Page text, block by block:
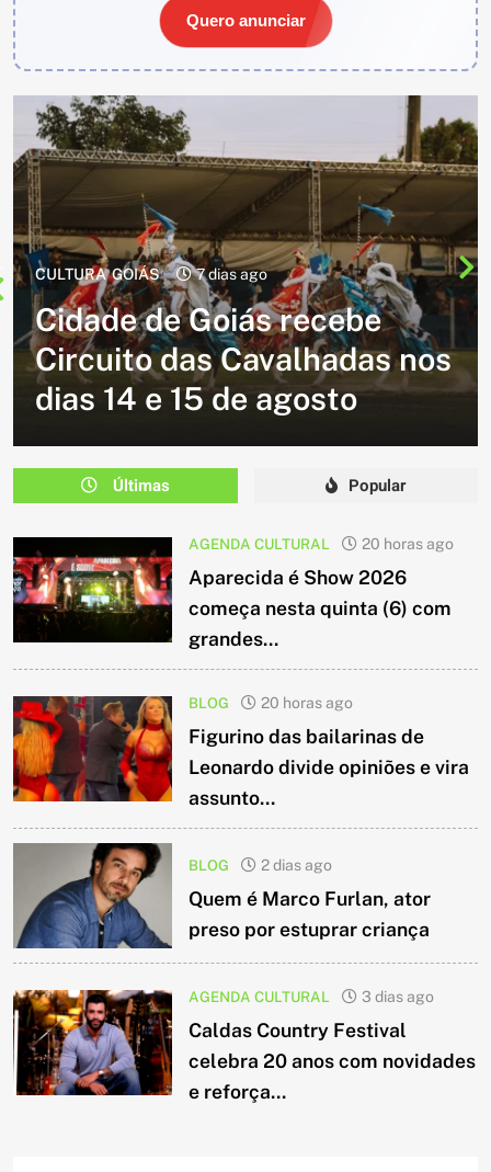
Quero anunciar
CULTURA 2 semanas ago
Cavalgada do Batom está de
volta e promete reunir
milhares de participantes
em Caldazinha
Últimas Popular
AGENDA CULTURAL 20 horas ago
Aparecida é Show 2026
começa nesta quinta (6) com
grandes...
BLOG 20 horas ago
Figurino das bailarinas de
Leonardo divide opiniões e vira
assunto...
BLOG 2 dias ago
Quem é Marco Furlan, ator
preso por estuprar criança
AGENDA CULTURAL 3 dias ago
Caldas Country Festival
celebra 20 anos com novidades
e reforça...